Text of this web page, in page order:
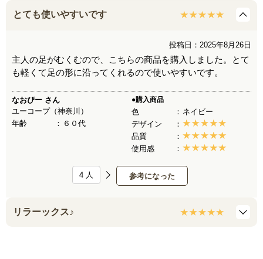
とても使いやすいです
投稿日：2025年8月26日
主人の足がむくむので、こちらの商品を購入しました。とて
も軽くて足の形に沿ってくれるので使いやすいです。
なおぴー さん
ユーコープ（神奈川）
年齢
６０代
●購入商品
色
ネイビー
デザイン
品質
使用感
参考になった
4 人
リラーックス♪